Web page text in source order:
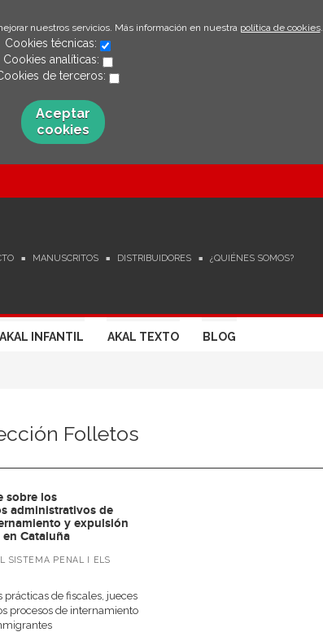
nuestros servicios. Más información en nuestra política de cookies.
Cookies técnicas:
Cookies analíticas:
de terceros:
Aceptar
cookies
MANUSCRITOS DISTRIBUIDORES ¿QUIÉNES SOMOS?
AKAL INFANTIL AKAL TEXTO BLOG
Folletos
sobre los
administrativos de
y expulsión
Cataluña
SISTEMA PENAL I ELS
prácticas de fiscales, jueces
procesos de internamiento